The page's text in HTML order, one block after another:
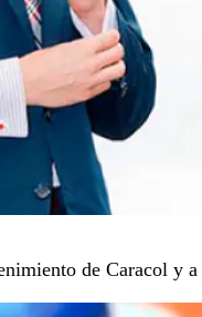
de Caracol y a